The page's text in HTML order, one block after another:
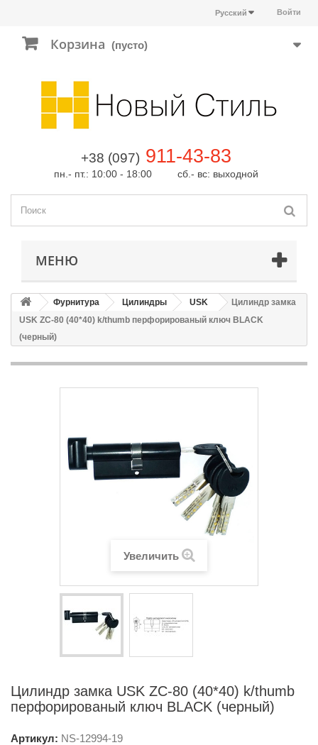
Войти
Русский
Корзина (пусто)
+38 (097) 911-43-83
пн.- пт.: 10:00 - 18:00 сб.- вс: выходной
МЕНЮ
Фурнитура Цилиндры USK
Цилиндр замка
USK ZC-80 (40*40) k/thumb перфорированый ключ BLACK
(черный)
Увеличить
Цилиндр замка USK ZC-80 (40*40) k/thumb
перфорированый ключ BLACK (черный)
Артикул: NS-12994-19